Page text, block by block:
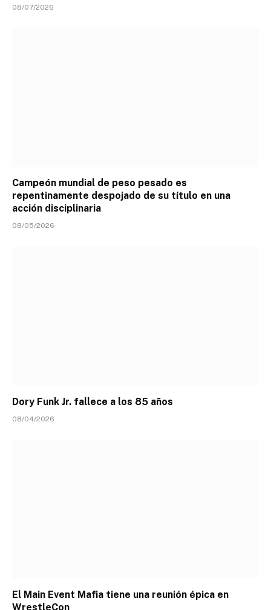
08/07/2026
Campeón mundial de peso pesado es
repentinamente despojado de su título en una
acción disciplinaria
08/05/2026
Dory Funk Jr. fallece a los 85 años
08/04/2026
El Main Event Mafia tiene una reunión épica en
WrestleCon